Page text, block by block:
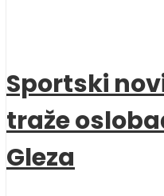
Sportski
traže
Gleza